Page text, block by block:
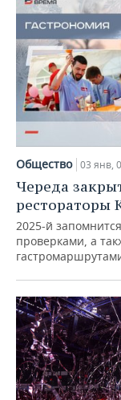
Общество 03 янв,
Череда
рестораторы
2025-й
проверками, а